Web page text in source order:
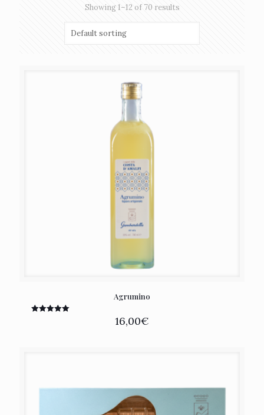
Showing 1–12 of 70 results
Agrumino
16,00€